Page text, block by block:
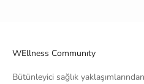
WEllness Communıty
Bütünleyici sağlık